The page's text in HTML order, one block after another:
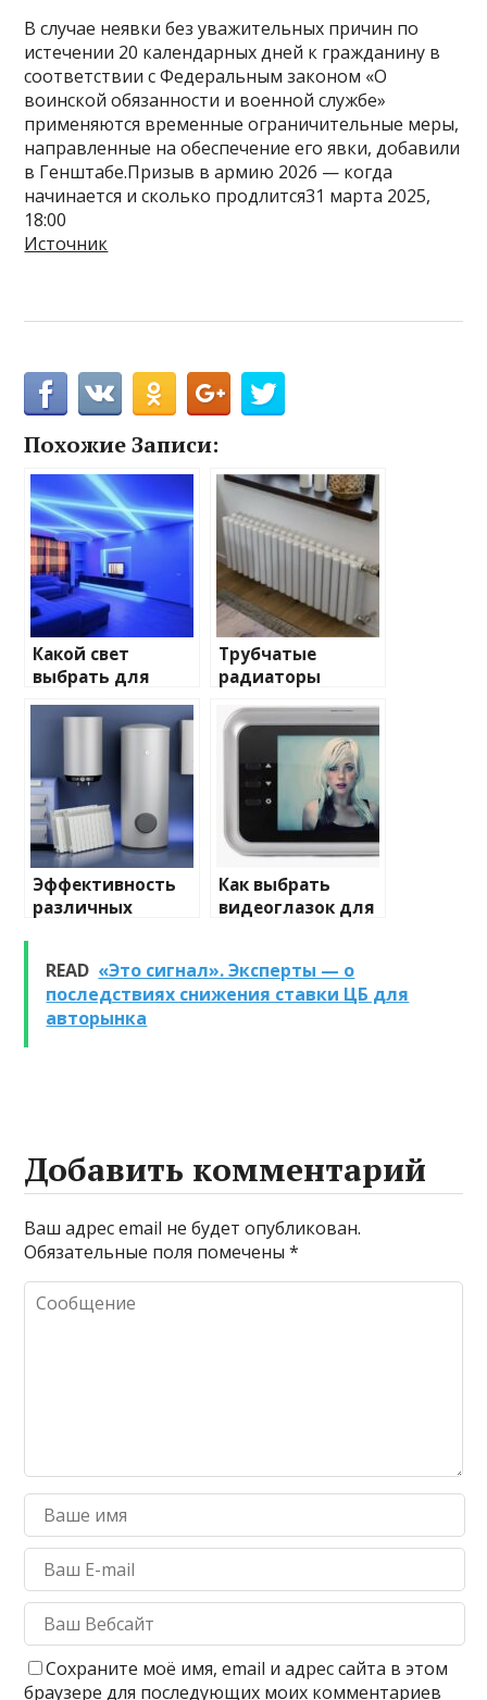
В случае неявки без уважительных причин по
истечении 20 календарных дней к гражданину в
соответствии с Федеральным законом «О
воинской обязанности и военной службе»
применяются временные ограничительные меры,
направленные на обеспечение его явки, добавили
в Генштабе.Призыв в армию 2026 — когда
начинается и сколько продлится31 марта 2025,
18:00
Источник
Похожие Записи:
Какой свет
выбрать для
домашнего
освещения
Трубчатые
радиаторы
и характеристики
Эффективность
различных
очистке и
промывке котлов
Как выбрать
видеоглазок для
READ «Это сигнал». Эксперты — о
последствиях снижения ставки ЦБ для
авторынка
Добавить комментарий
Ваш адрес email не будет опубликован.
Обязательные поля помечены*
Сохраните моё имя, email и адрес сайта в этом
браузере для последующих моих комментариев